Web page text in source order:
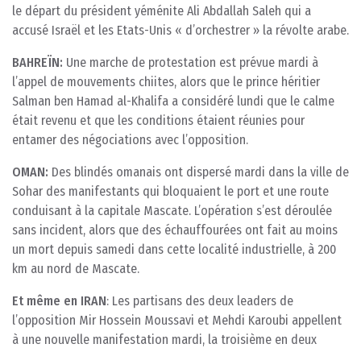
le départ du président yéménite Ali Abdallah Saleh qui a
accusé Israël et les Etats-Unis « d’orchestrer » la révolte arabe.
BAHREÏN: Une marche de protestation est prévue mardi à
l’appel de mouvements chiites, alors que le prince héritier
Salman ben Hamad al-Khalifa a considéré lundi que le calme
était revenu et que les conditions étaient réunies pour
entamer des négociations avec l’opposition.
OMAN: Des blindés omanais ont dispersé mardi dans la ville de
Sohar des manifestants qui bloquaient le port et une route
conduisant à la capitale Mascate. L’opération s’est déroulée
sans incident, alors que des échauffourées ont fait au moins
un mort depuis samedi dans cette localité industrielle, à 200
km au nord de Mascate.
Et même en IRAN: Les partisans des deux leaders de
l’opposition Mir Hossein Moussavi et Mehdi Karoubi appellent
à une nouvelle manifestation mardi, la troisième en deux